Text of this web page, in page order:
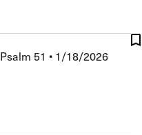
Psalm 51 • 1/18/2026